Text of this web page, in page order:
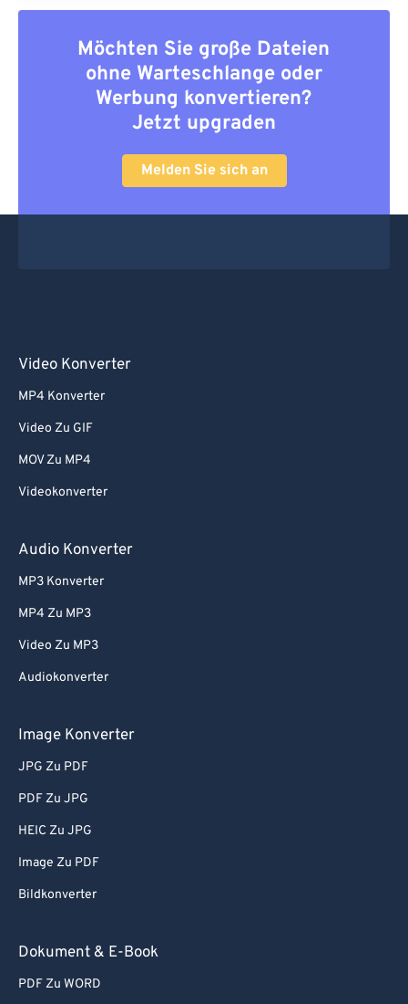
Möchten Sie große Dateien
ohne Warteschlange oder
Werbung konvertieren?
Jetzt upgraden
Melden Sie sich an
Video Konverter
MP4 Konverter
Video Zu GIF
MOV Zu MP4
Videokonverter
Audio Konverter
MP3 Konverter
MP4 Zu MP3
Video Zu MP3
Audiokonverter
Image Konverter
JPG Zu PDF
PDF Zu JPG
HEIC Zu JPG
Image Zu PDF
Bildkonverter
Dokument & E-Book
PDF Zu WORD